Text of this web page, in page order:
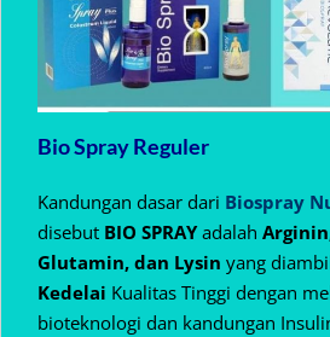
Bio Spray Reguler
Kandungan dasar dari Biospray
disebut BIO SPRAYadalah
Glutamin, dan Lysin yang
Kedelai Kualitas Tinggi dengan
bioteknologi dan kandungan